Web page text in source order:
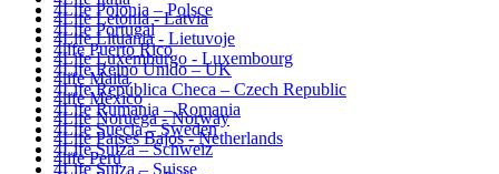
4Life Polonia – Polsce
4Life Portugal
4life Puerto Rico
4Life Reino Unido – UK
4Life República Checa – Czech Republic
4Life Rumania – Romania
4Life Suecia – Sweden
4Life Suiza – Schweiz
4Life Suiza – Suisse
4Life Letonia - Latvia
4Life Lituania - Lietuvoje
4Life Luxemburgo - Luxembourg
4life Malta
4life México
4Life Noruega - Norway
4Life Paises Bajos - Netherlands
4life Perú